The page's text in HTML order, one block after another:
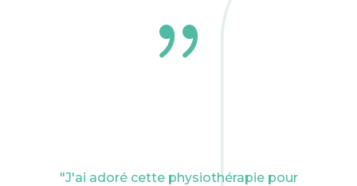
{
"J'ai adoré cette physiothérapie pour